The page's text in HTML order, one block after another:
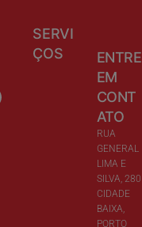
SERVI
ÇOS
ENTRE
EM
CONT
ATO
RUA
GENERAL
LIMA E
SILVA, 280
CIDADE
BAIXA,
PORTO